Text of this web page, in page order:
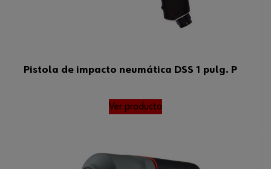
Pistola de impacto neumática DSS 1 pulg. P
Ver producto